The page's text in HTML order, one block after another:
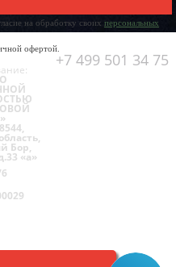
на обработку своих персональных
офертой.
+7 499 501 34 75
Бор,
«а»